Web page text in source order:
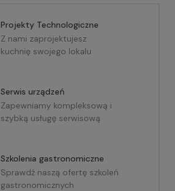
Projekty Technologiczne
Z nami zaprojektujesz
kuchnię swojego lokalu
Serwis urządzeń
Zapewniamy kompleksową i
szybką usługę serwisową
Szkolenia gastronomiczne
Sprawdź naszą ofertę szkoleń
gastronomicznych